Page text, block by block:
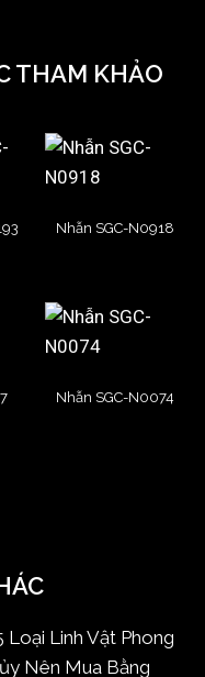
THAM KHẢO
Nhẫn SGC-N0918
Nhẫn SGC-N0074